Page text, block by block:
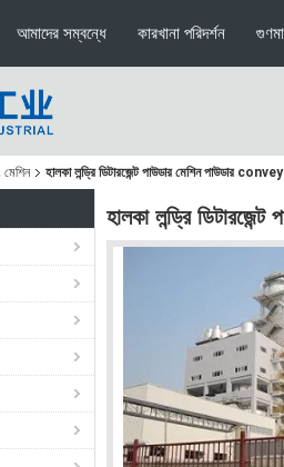
আমাদের সম্বন্ধে কারখানা পরিদর্শন
মেশিন হালকা লন্ড্রি ডিটারজেন্ট পাউডার মেশিন পাউডার
হালকা লন্ড্রি